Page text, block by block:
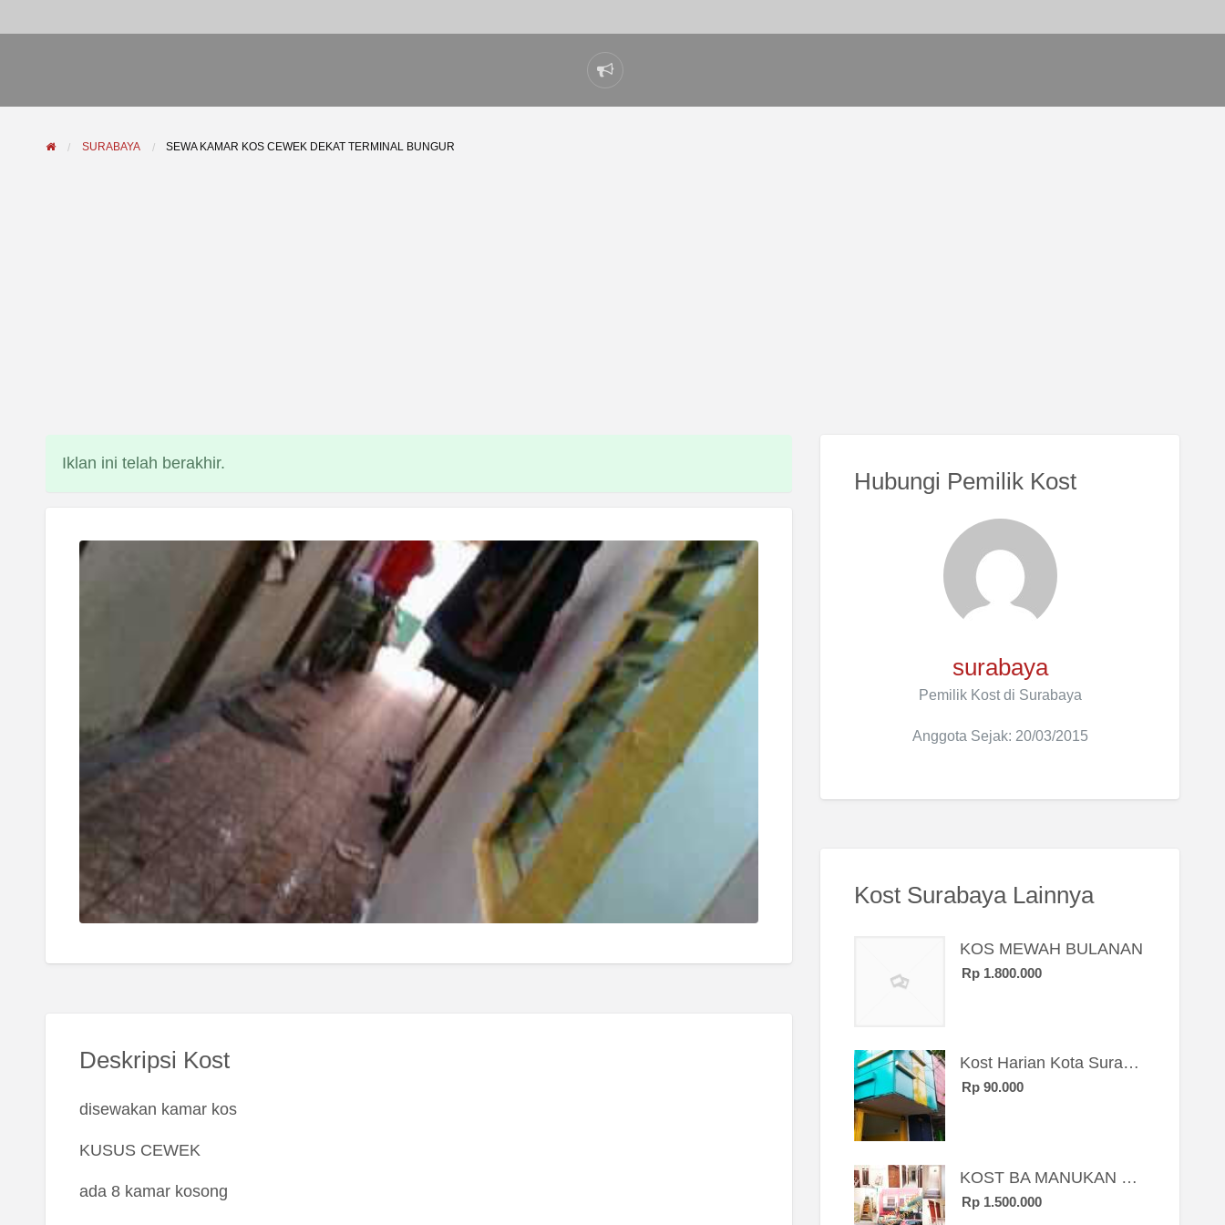
Laporkan
masalah
SURABAYA SEWA KAMAR KOS CEWEK DEKAT TERMINAL BUNGUR
Iklan ini telah berakhir.
Deskripsi Kost
disewakan kamar kos
KUSUS CEWEK
ada 8 kamar kosong
Hubungi Pemilik Kost
surabaya
Pemilik Kost di Surabaya
Anggota Sejak: 20/03/2015
Kost Surabaya Lainnya
KOS MEWAH BULANAN
Rp 1.800.000
Kost Harian Kota Surabaya “Sierra Kost”
Rp 90.000
KOST BA MANUKAN SBY BRT
Rp 1.500.000